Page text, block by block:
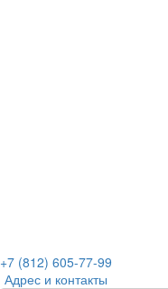
+7 (812) 605-77-99
Адрес и контакты